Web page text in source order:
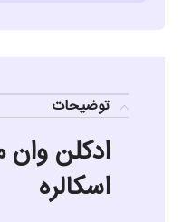
توضیحات
ادکلن وان
اسکالره